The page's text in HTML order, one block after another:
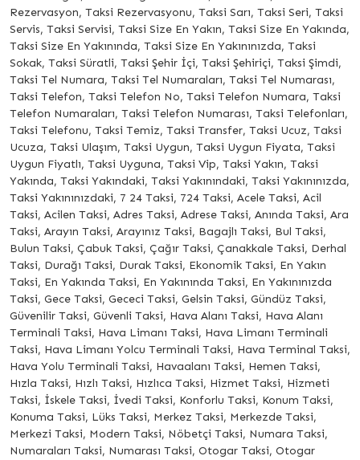
Rezervasyon, Taksi Rezervasyonu, Taksi Sarı, Taksi Seri, Taksi
Servis, Taksi Servisi, Taksi Size En Yakın, Taksi Size En Yakında,
Taksi Size En Yakınında, Taksi Size En Yakınınızda, Taksi
Sokak, Taksi Süratli, Taksi Şehir İçi, Taksi Şehiriçi, Taksi Şimdi,
Taksi Tel Numara, Taksi Tel Numaraları, Taksi Tel Numarası,
Taksi Telefon, Taksi Telefon No, Taksi Telefon Numara, Taksi
Telefon Numaraları, Taksi Telefon Numarası, Taksi Telefonları,
Taksi Telefonu, Taksi Temiz, Taksi Transfer, Taksi Ucuz, Taksi
Ucuza, Taksi Ulaşım, Taksi Uygun, Taksi Uygun Fiyata, Taksi
Uygun Fiyatlı, Taksi Uyguna, Taksi Vip, Taksi Yakın, Taksi
Yakında, Taksi Yakındaki, Taksi Yakınındaki, Taksi Yakınınızda,
Taksi Yakınınızdaki, 7 24 Taksi, 724 Taksi, Acele Taksi, Acil
Taksi, Acilen Taksi, Adres Taksi, Adrese Taksi, Anında Taksi, Ara
Taksi, Arayın Taksi, Arayınız Taksi, Bagajlı Taksi, Bul Taksi,
Bulun Taksi, Çabuk Taksi, Çağır Taksi, Çanakkale Taksi, Derhal
Taksi, Durağı Taksi, Durak Taksi, Ekonomik Taksi, En Yakın
Taksi, En Yakında Taksi, En Yakınında Taksi, En Yakınınızda
Taksi, Gece Taksi, Gececi Taksi, Gelsin Taksi, Gündüz Taksi,
Güvenilir Taksi, Güvenli Taksi, Hava Alanı Taksi, Hava Alanı
Terminali Taksi, Hava Limanı Taksi, Hava Limanı Terminali
Taksi, Hava Limanı Yolcu Terminali Taksi, Hava Terminal Taksi,
Hava Yolu Terminali Taksi, Havaalanı Taksi, Hemen Taksi,
Hızla Taksi, Hızlı Taksi, Hızlıca Taksi, Hizmet Taksi, Hizmeti
Taksi, İskele Taksi, İvedi Taksi, Konforlu Taksi, Konum Taksi,
Konuma Taksi, Lüks Taksi, Merkez Taksi, Merkezde Taksi,
Merkezi Taksi, Modern Taksi, Nöbetçi Taksi, Numara Taksi,
Numaraları Taksi, Numarası Taksi, Otogar Taksi, Otogar